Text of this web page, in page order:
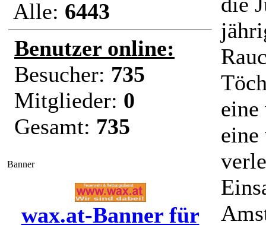
Alle: 6443
Benutzer online:
Besucher: 735
Mitglieder: 0
Gesamt: 735
Banner
wax.at-Banner für
eine